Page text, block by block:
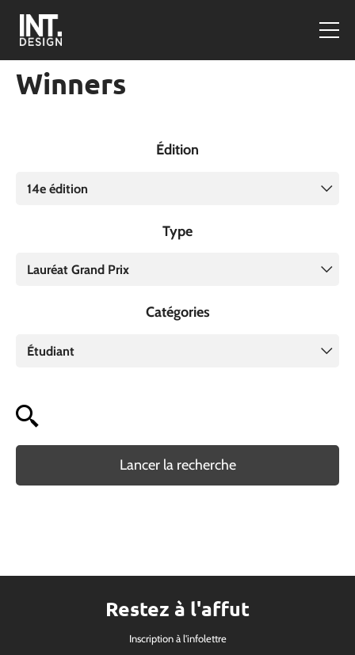
Winners
Édition
14e édition
Type
Lauréat Grand Prix
Catégories
Étudiant
Lancer la recherche
Restez à l'affut
Inscription à l'infolettre